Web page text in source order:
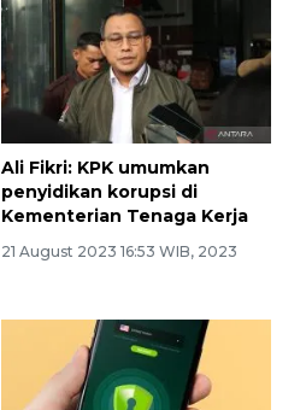
Ali Fikri: KPK umumkan
penyidikan korupsi di
Kementerian Tenaga Kerja
21 August 2023 16:53 WIB, 2023